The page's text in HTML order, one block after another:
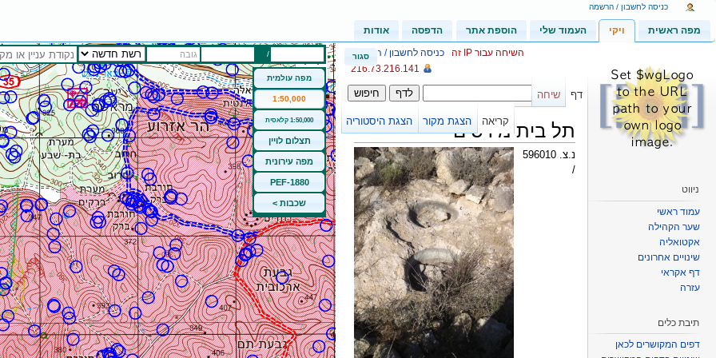
מפה ראשית ויקי העמוד שלי הוספת אתר הדפסה אודות
/ גובה
מפה עולמית
1:50,000
1:50,000 קלאסית
תצלום לויין
מפה עירונית
PEF-1880
שכבות >
כניסה לחשבון / הרשמה
סגור